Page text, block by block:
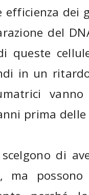
efficienza dei
del
queste
in un
prima
di